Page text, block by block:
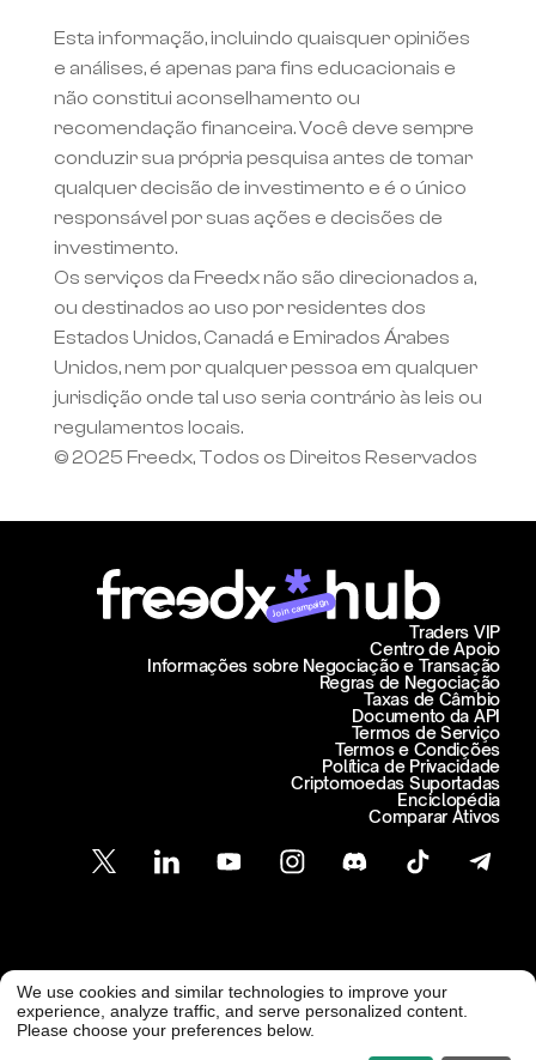
Esta informação, incluindo quaisquer opiniões
e análises, é apenas para fins educacionais e
não constitui aconselhamento ou
recomendação financeira. Você deve sempre
conduzir sua própria pesquisa antes de tomar
qualquer decisão de investimento e é o único
responsável por suas ações e decisões de
investimento.
Os serviços da Freedx não são direcionados a,
ou destinados ao uso por residentes dos
Estados Unidos, Canadá e Emirados Árabes
Unidos, nem por qualquer pessoa em qualquer
jurisdição onde tal uso seria contrário às leis ou
regulamentos locais.
© 2025 Freedx, Todos os Direitos Reservados
Join campaign
Centro de Apoio
Informações sobre Negociação e Transação
Traders VIP
Regras de Negociação
Taxas de Câmbio
Documento da API
Termos de Serviço
Termos e Condições
Política de Privacidade
Criptomoedas Suportadas
Enciclopédia
Comparar Ativos
Atendimento ao Cliente
support@freedx.com @ Freedx 2026
We use cookies and similar technologies to improve your
experience, analyze traffic, and serve personalized content.
Please choose your preferences below.